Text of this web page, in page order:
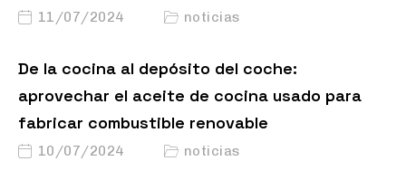
11/07/2024 noticias
De la cocina al depósito del coche:
aprovechar el aceite de cocina usado para
fabricar combustible renovable
10/07/2024 noticias